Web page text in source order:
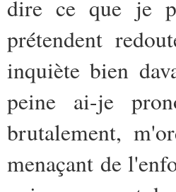
dire ce que je
prétendent
inquiète bien
peine ai-je
brutalement,
menaçant de